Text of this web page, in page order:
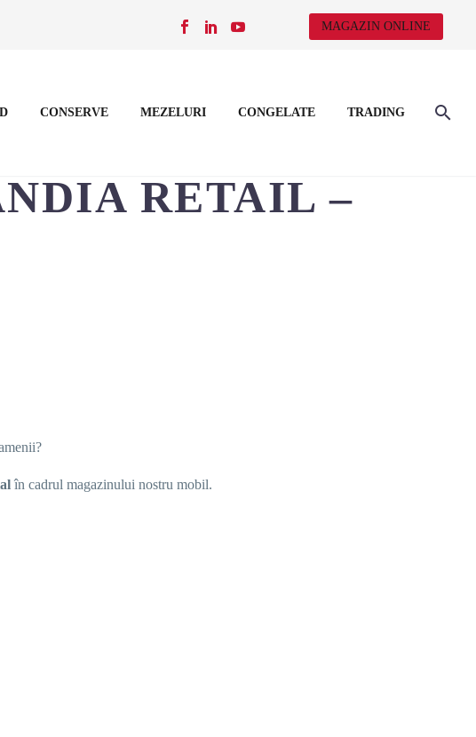
MAGAZIN ONLINE
CONSERVE MEZELURI CONGELATE TRADING
RETAIL –
în cadrul magazinului nostru mobil.